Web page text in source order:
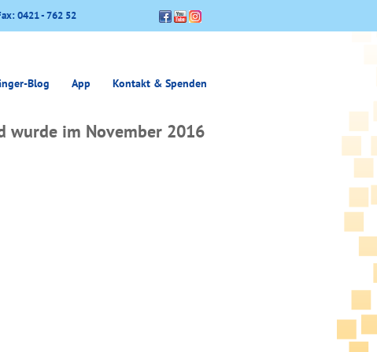
0421 - 762 52
Blog App Kontakt & Spenden
wurde im November 2016